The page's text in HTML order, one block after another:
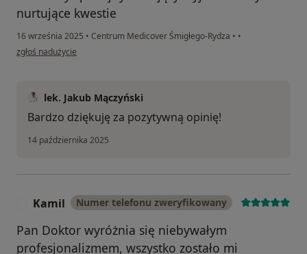
nurtujące kwestie
16 września 2025 • Centrum Medicover Śmigłego-Rydza • •
w opinii użytkownika Joanna
zgłoś nadużycie
lek. Jakub Mączyński
Bardzo dziękuję za pozytywną opinię!
14 października 2025
Kamil Numer telefonu zweryfikowany
Pan Doktor wyróżnia się niebywałym
profesjonalizmem, wszystko zostało mi